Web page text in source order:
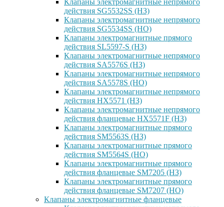
Клапаны электромагнитные непрямого
действия SG5532SS (НЗ)
Клапаны электромагнитные непрямого
действия SG5534SS (НО)
Клапаны электромагнитные прямого
действия SL5597-S (НЗ)
Клапаны электромагнитные непрямого
действия SA5576S (НЗ)
Клапаны электромагнитные непрямого
действия SA5578S (НО)
Клапаны электромагнитные непрямого
действия HX5571 (НЗ)
Клапаны электромагнитные непрямого
действия фланцевые HX5571F (НЗ)
Клапаны электромагнитные прямого
действия SM5563S (НЗ)
Клапаны электромагнитные прямого
действия SM5564S (НО)
Клапаны электромагнитные прямого
действия фланцевые SM7205 (НЗ)
Клапаны электромагнитные прямого
действия фланцевые SM7207 (НО)
Клапаны электромагнитные фланцевые